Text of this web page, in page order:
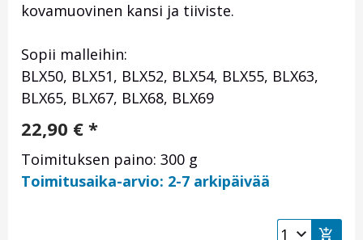
kovamuovinen kansi ja tiiviste.
Sopii malleihin:
BLX50, BLX51, BLX52, BLX54, BLX55, BLX63,
BLX65, BLX67, BLX68, BLX69
22,90 € *
Toimituksen paino: 300 g
Toimitusaika-arvio: 2-7 arkipäivää